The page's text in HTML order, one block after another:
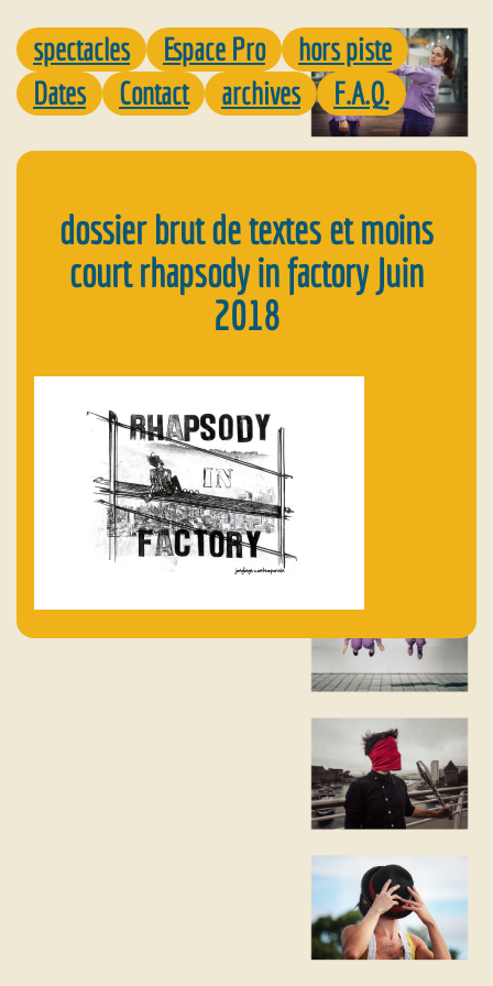
spectacles Espace Pro
hors piste
Dates
Contact archives F.A.Q.
dossier brut de textes et moins
court rhapsody in factory Juin
2018